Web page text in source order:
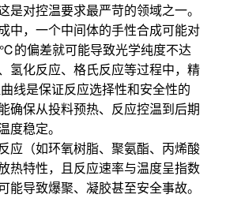
是对控温要求最严苛的领域之一。
中，一个中间体的手性合成可能对
的偏差就可能导致光学纯度不达
氢化反应、格氏反应等过程中，精
线是保证反应选择性和安全性的
确保从投料预热、反应控温到后期
度稳定。
应（如环氧树脂、聚氨酯、丙烯酸
热特性，且反应速率与温度呈指数
能导致爆聚、凝胶甚至安全事故。